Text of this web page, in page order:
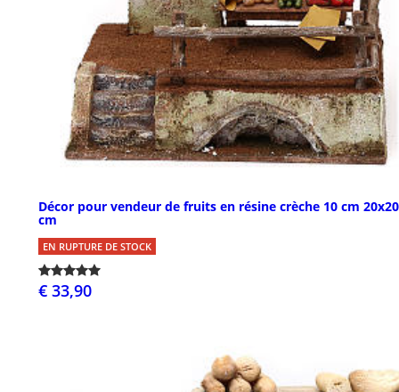
Décor pour vendeur de fruits en résine crèche 10 cm
cm
EN RUPTURE DE STOCK
€ 33,90